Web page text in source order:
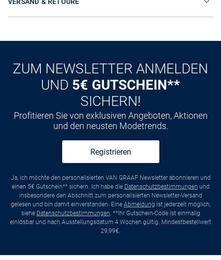
ZUM NEWSLETTER ANMELDEN
UND 5€ GUTSCHEIN**
SICHERN!
Profitieren Sie von exklusiven Angeboten, Aktionen
und den neusten Modetrends.
Registrieren
Ja, ich möchte den personalisierten VAN GRAAF Newsletter abonnieren und
einen 5€ Gutschein** sichern. Ich habe die Datenschutzbestimmungen und
insbesondere den Abschnitt zum personalisierten Newsletter-Versand
gelesen und bin damit einverstanden. Eine Abmeldung ist jederzeit möglich,
siehe Datenschutzbestimmungen. **Ihr Gutschein-Code ist einmalig
einlösbar und nach Ausstellungsdatum 4 Wochen gültig. Mindestbestellwert
29,99€.